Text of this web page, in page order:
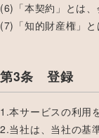
(6)「本契約」とは
(7)「知的財産権」
第3条 登録
1.本サービスの利用
2.当社は、当社の基